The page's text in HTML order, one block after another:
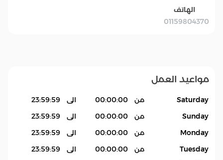
الهاتف
01159804370
مواعيد العمل
Saturday من 00:00:00 الى
23:59:59
Sunday
من 00:00:00 الى
23:59:59
Monday
من 00:00:00 الى
23:59:59
Tuesday
من 00:00:00 الى
23:59:59